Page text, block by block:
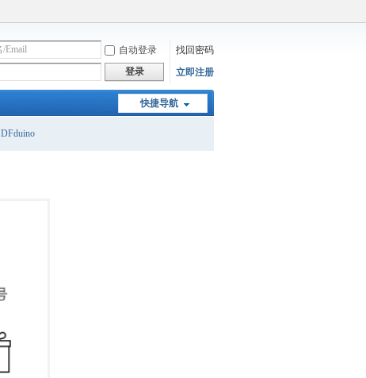
自动登录
找回密码
登录 立即注册
快捷导航
DFduino